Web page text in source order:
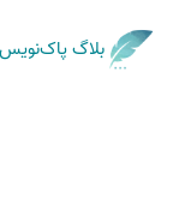
بلاگ پاک‌نویس